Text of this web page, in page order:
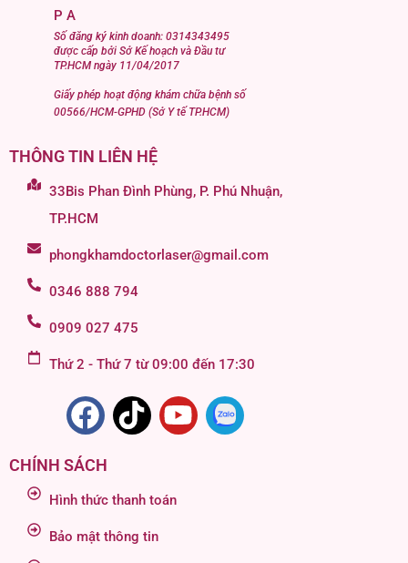
P A
Số đăng ký kinh doanh: 0314343495
được cấp bởi Sở Kế hoạch và Đầu tư
TP.HCM ngày 11/04/2017
Giấy phép hoạt động khám chữa bệnh số
00566/HCM-GPHD (Sở Y tế TP.HCM)
THÔNG TIN LIÊN HỆ
33Bis Phan Đình Phùng, P. Phú Nhuận,
TP.HCM
phongkhamdoctorlaser@gmail.com
0346 888 794
0909 027 475
Thứ 2 - Thứ 7 từ 09:00 đến 17:30
CHÍNH SÁCH
Hình thức thanh toán
Bảo mật thông tin